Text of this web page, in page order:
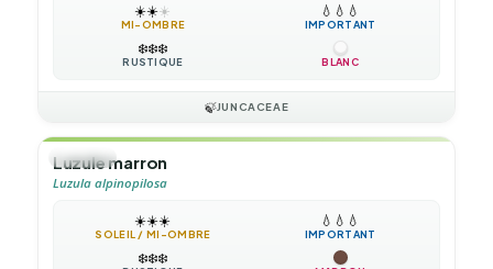
☀️☀️☀️
MI-OMBRE
💧 💧 💧
IMPORTANT
❄️❄️❄️
RUSTIQUE BLANC
🍃JUNCACEAE
🌿HERBE
Luzule marron
Luzula alpinopilosa
☀️☀️☀️
SOLEIL / MI-OMBRE
💧 💧 💧
IMPORTANT
❄️❄️❄️